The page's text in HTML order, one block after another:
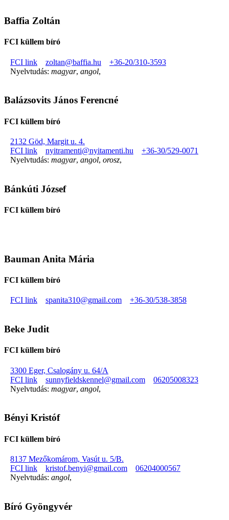
Baffia Zoltán
FCI küllem bíró
FCI link zoltan@baffia.hu
+36-20/310-3593
Nyelvtudás: magyar, angol,
Balázsovits János Ferencné
FCI küllem bíró
2132 Göd, Margit u. 4.
FCI link
nyitramenti@nyitamenti.hu
+36-30/529-0071
Nyelvtudás: magyar, angol, orosz,
Bánkúti József
FCI küllem bíró
Bauman Anita Mária
FCI küllem bíró
FCI link spanita310@gmail.com +36-30/538-3858
Beke Judit
FCI küllem bíró
3300 Eger, Csalogány u. 64/A
FCI link
sunnyfieldskennel@gmail.com
06205008323
Nyelvtudás: magyar, angol,
Bényi Kristóf
FCI küllem bíró
8137 Mezőkomárom, Vasút u. 5/B.
FCI link
kristof.benyi@gmail.com
06204000567
Nyelvtudás: angol,
Bíró Gyöngyvér